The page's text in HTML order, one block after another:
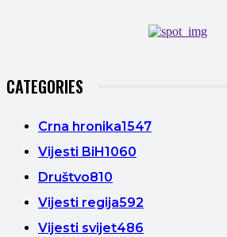
CATEGORIES
Crna hronika1547
Vijesti BiH1060
Društvo810
Vijesti regija592
Vijesti svijet486